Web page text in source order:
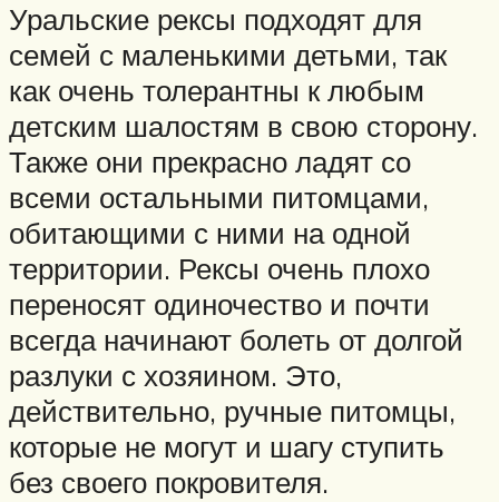
Уральские рексы подходят для
семей с маленькими детьми, так
как очень толерантны к любым
детским шалостям в свою сторону.
Также они прекрасно ладят со
всеми остальными питомцами,
обитающими с ними на одной
территории. Рексы очень плохо
переносят одиночество и почти
всегда начинают болеть от долгой
разлуки с хозяином. Это,
действительно, ручные питомцы,
которые не могут и шагу ступить
без своего покровителя.